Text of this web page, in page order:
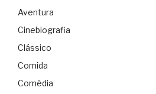
Aventura
Cinebiografia
Clássico
Comida
Comédia